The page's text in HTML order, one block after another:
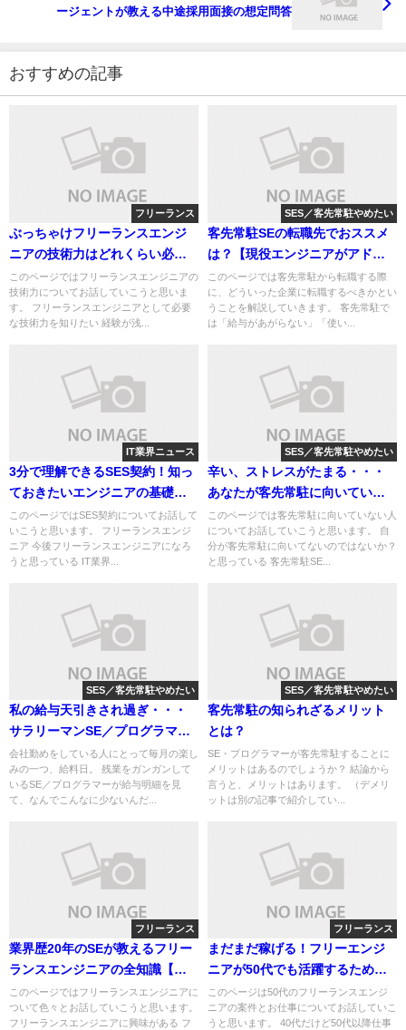
ージェントが教える中途採用面接の想定問答
おすすめの記事
フリーランス
ぶっちゃけフリーランスエンジ
ニアの技術力はどれくらい必要
なのか？
このページではフリーランスエンジニアの
技術力についてお話していこうと思いま
す。 フリーランスエンジニアとして必要
な技術力を知りたい 経験が浅...
SES／客先常駐やめたい
客先常駐SEの転職先でおススメ
は？【現役エンジニアがアドバ
イスします】
このページでは客先常駐から転職する際
に、どういった企業に転職するべきかとい
うことを解説していきます。 客先常駐で
は「給与があがらない」「使い...
IT業界ニュース
3分で理解できるSES契約！知っ
ておきたいエンジニアの基礎知
識
このページではSES契約についてお話して
いこうと思います。 フリーランスエンジ
ニア 今後フリーランスエンジニアになろ
うと思っている IT業界...
SES／客先常駐やめたい
辛い、ストレスがたまる・・・
あなたが客先常駐に向いていな
い度チェック
このページでは客先常駐に向いていない人
についてお話していこうと思います。 自
分が客先常駐に向いてないのではないか？
と思っている 客先常駐SE...
SES／客先常駐やめたい
私の給与天引きされ過ぎ・・・
サラリーマンSE／プログラマー
の手取りが少ないのは何故か？
会社勤めをしている人にとって毎月の楽し
みの一つ、給料日。 残業をガンガンして
いるSE／プログラマーが給与明細を見
て、なんでこんなに少ないんだ...
SES／客先常駐やめたい
客先常駐の知られざるメリット
とは？
SE・プログラマーが客先常駐することに
メリットはあるのでしょうか？ 結論から
言うと、メリットはあります。 （デメリ
ットは別の記事で紹介してい...
フリーランス
業界歴20年のSEが教えるフリー
ランスエンジニアの全知識【完
全版】
このページではフリーランスエンジニアに
ついて色々とお話していこうと思います。
フリーランスエンジニアに興味がある フ
フリーランス
まだまだ稼げる！フリーエンジ
ニアが50代でも活躍するための4
つのコツ
このページは50代のフリーランスエンジ
ニアの案件とお仕事についてお話していこ
うと思います。 40代だけど50代以降仕事